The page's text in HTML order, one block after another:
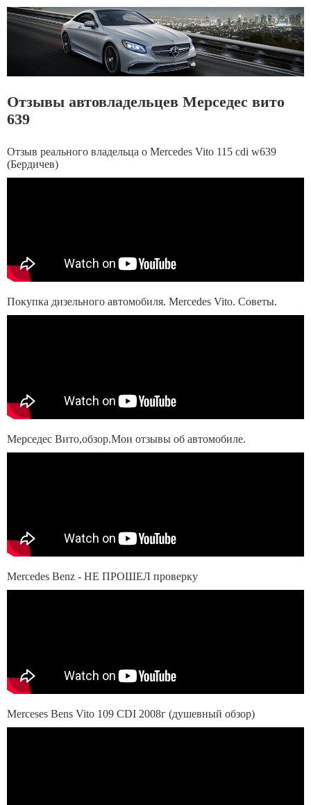
Отзывы автовладельцев Мерседес вито
639
Отзыв реального владельца о Mercedes Vito 115 cdi w639
(Бердичев)
Покупка дизельного автомобиля. Mercedes Vito. Советы.
Мерседес Вито,обзор.Мои отзывы об автомобиле.
Mercedes Benz - НЕ ПРОШЕЛ проверку
Merceses Bens Vito 109 CDI 2008г (душевный обзор)